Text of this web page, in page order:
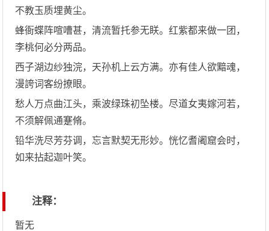
不教玉质埋黄尘。
蜂衙蝶阵喧嘈甚，清流暂托参无眹。红紫都来做一团，
李桃何必分两品。
西子湖边纱独浣，天孙机上云方满。亦有佳人欲黯魂，
漫誇词客纷撩眼。
愁人万点曲江头，乘波绿珠初坠楼。尽道女夷嫁河若，
不须解佩通蹇脩。
铅华洗尽芳芬调，忘言默契无形妙。恍忆耆阇窟会时，
如来拈起迦叶笑。
注释：
暂无